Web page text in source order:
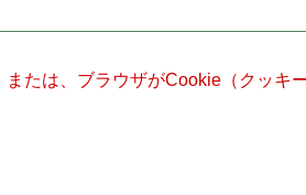
たは、ブラウザがCookie（クッキ